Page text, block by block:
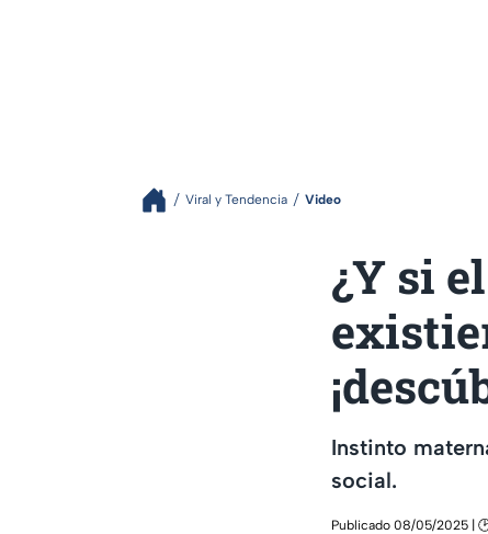
Viral y Tendencia Video
¿Y si
Instinto
social.
Publicado 08/05/2025 |